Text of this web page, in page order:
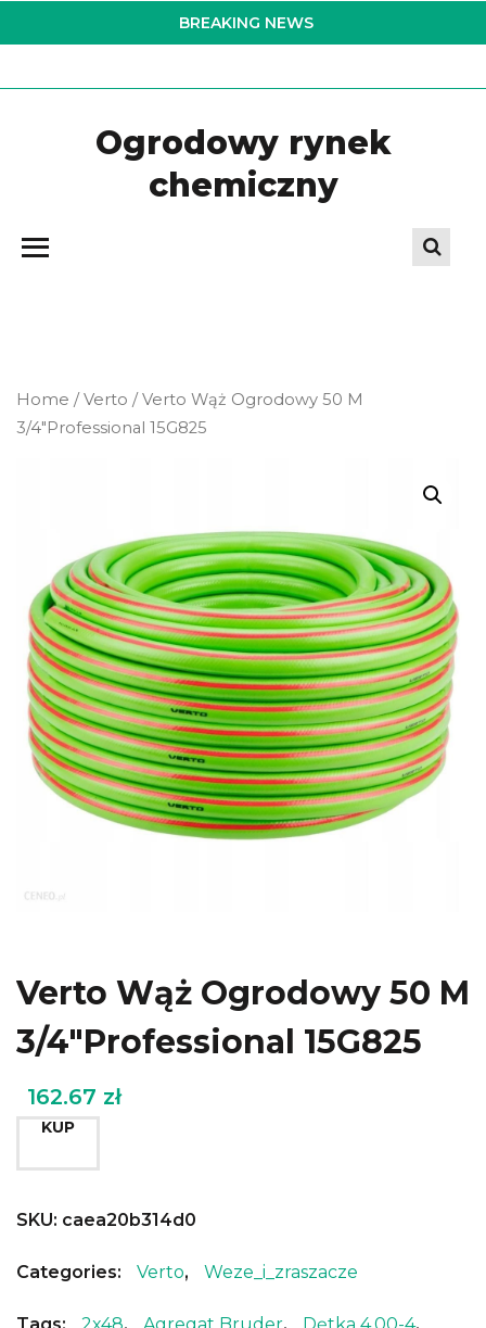
to
BREAKING NEWS
Ogrodowy rynek
chemiczny
Home /Verto / Verto Wąż Ogrodowy 50 M
3/4″Professional 15G825
Verto Wąż Ogrodowy 50 M
3/4″Professional 15G825
162.67 zł
KUP
SKU: caea20b314d0
Categories: Verto, Weze_i_zraszacze